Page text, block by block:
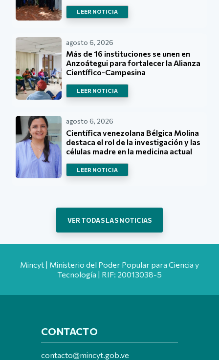
LEER NOTICIA
agosto 6, 2026
Más de 16 instituciones se unen en
Anzoátegui para fortalecer la Alianza
Científico-Campesina
LEER NOTICIA
agosto 6, 2026
Científica venezolana Bélgica Molina
destaca el rol de la investigación y las
células madre en la medicina actual
LEER NOTICIA
VER TODAS LAS NOTICIAS
Mincyt | Ministerio del Poder Popular para Ciencia y
Tecnología | RIF: 20013038-5
CONTACTO
contacto@mincyt.gob.ve